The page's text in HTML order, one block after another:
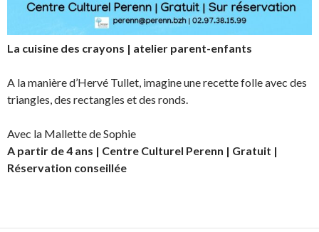
La cuisine des crayons | atelier parent-enfants
A la manière d’Hervé Tullet, imagine une recette folle avec des
triangles, des rectangles et des ronds.
Avec la Mallette de Sophie
A partir de 4 ans | Centre Culturel Perenn | Gratuit |
Réservation conseillée